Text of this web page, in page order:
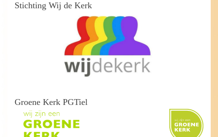
Stichting Wij de Kerk
Groene Kerk PGTiel